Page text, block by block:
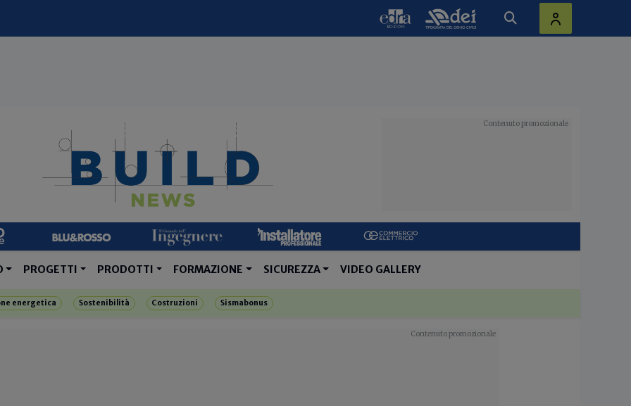
PROGETTI PRODOTTI FORMAZIONE SICUREZZA VIDEO GALLERY
energetica Sostenibilità Costruzioni Sismabonus